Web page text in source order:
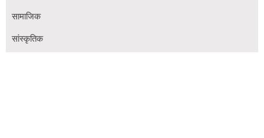
सामाजिक
सांस्कृतिक